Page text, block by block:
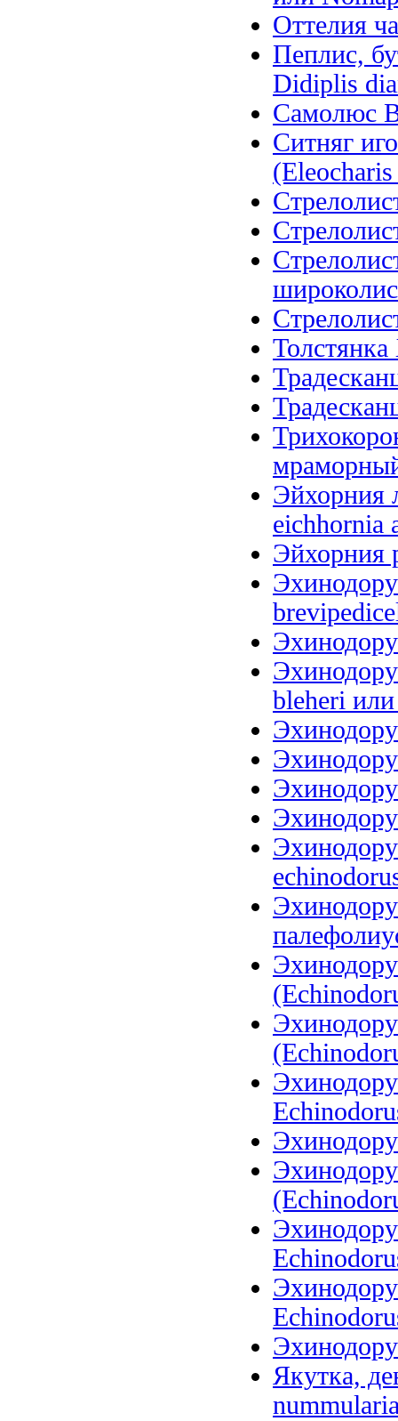
Оттелия
Пеплис,
Didiplis
Самолюс
Ситняг
Эйхорния
eichhornia
Эйхорния
bleheri
Якутка,